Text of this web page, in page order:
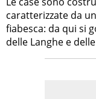
caratterizzate da
fiabesca: da qui si
delle Langhe e